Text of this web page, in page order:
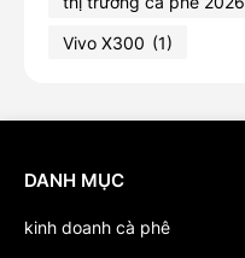
Vivo X300 (1)
DANH MỤC
kinh doanh cà phê